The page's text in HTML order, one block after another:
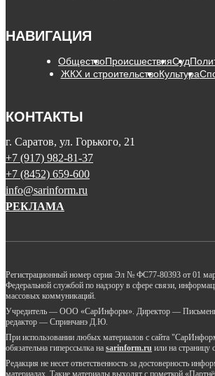
НАВИГАЦИЯ
ОбществоПроисшествияСуд
ЖКХ и строительствоКультура
КОНТАКТЫ
г. Саратов, ул. Горького, 21
+7 (917) 982-81-37
+7 (8452) 659-600
info@sarinform.ru
РЕКЛАМА
Регистрационный номер серия Эл № ФС77-80393 от 01
Федеральной службой по надзору в сфере связи,
массовых коммуникаций.
Учредитель — ООО «СарИнформ». Директор —
редактор — Спринчанэ Д.Ю.
При использовании любых материалов с сайта
обязательна гиперссылка на sarinform.ru или на страницу
Редакция не несет ответственность за достоверность